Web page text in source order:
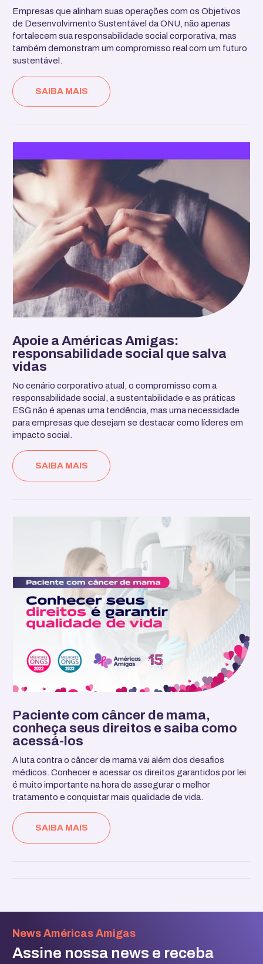
Empresas que alinham suas operações com os Objetivos
de Desenvolvimento Sustentável da ONU, não apenas
fortalecem sua responsabilidade social corporativa, mas
também demonstram um compromisso real com um futuro
sustentável.
SAIBA MAIS
Apoie a Américas Amigas:
responsabilidade social que salva
vidas
No cenário corporativo atual, o compromisso com a
responsabilidade social, a sustentabilidade e as práticas
ESG não é apenas uma tendência, mas uma necessidade
para empresas que desejam se destacar como líderes em
impacto social.
SAIBA MAIS
Paciente com câncer de mama,
conheça seus direitos e saiba como
acessá-los
A luta contra o câncer de mama vai além dos desafios
médicos. Conhecer e acessar os direitos garantidos por lei
é muito importante na hora de assegurar o melhor
tratamento e conquistar mais qualidade de vida.
SAIBA MAIS
News Américas Amigas
Assine nossa news e receba